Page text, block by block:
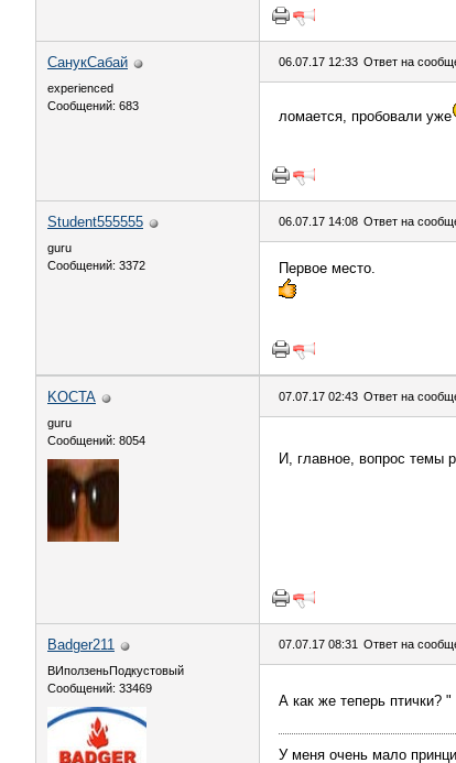
СанукСабай
experienced
Сообщений: 683
06.07.17 12:33 Ответ на
ломается, пробовали уже
Student555555
guru
Сообщений: 3372
06.07.17 14:08 Ответ на
Первое место.
KOCTA
guru
Сообщений: 8054
07.07.17 02:43 Ответ на
И, главное, вопрос темы
Badger211
ВИползеньПодкустовый
Сообщений: 33469
07.07.17 08:31 Ответ на
А как же теперь птички?
У меня очень мало